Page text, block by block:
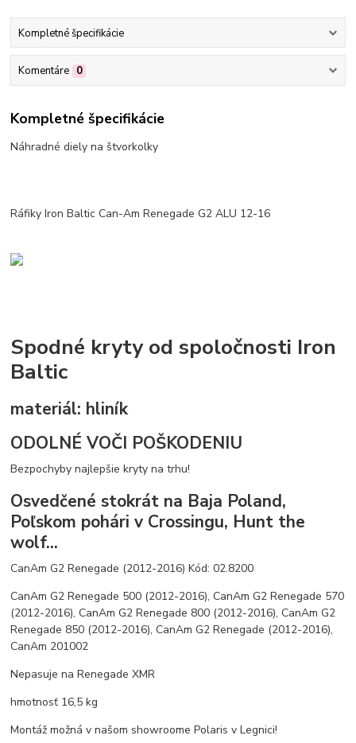
Kompletné špecifikácie
Komentáre 0
Kompletné špecifikácie
Náhradné diely na štvorkolky
Ráfiky Iron Baltic Can-Am Renegade G2 ALU 12-16
Spodné kryty od spoločnosti Iron
Baltic
materiál: hliník
ODOLNÉ VOČI POŠKODENIU
Bezpochyby najlepšie kryty na trhu!
Osvedčené stokrát na Baja Poland,
Poľskom pohári v Crossingu, Hunt the
wolf...
CanAm G2 Renegade (2012-2016) Kód: 02.8200
CanAm G2 Renegade 500 (2012-2016), CanAm G2 Renegade 570
(2012-2016), CanAm G2 Renegade 800 (2012-2016), CanAm G2
Renegade 850 (2012-2016), CanAm G2 Renegade (2012-2016),
CanAm 201002
Nepasuje na Renegade XMR
hmotnosť 16,5 kg
Montáž možná v našom showroome Polaris v Legnici!